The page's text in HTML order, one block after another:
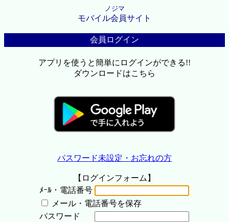
ノジマ
モバイル会員サイト
会員ログイン
アプリを使うと簡単にログインができる!!
ダウンロードはこちら
パスワード未設定・お忘れの方
【ログインフォーム】
ﾒｰﾙ・電話番号
メール・電話番号を保存
パスワード